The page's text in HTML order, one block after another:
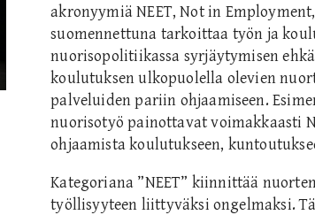
akronyymiä NEET, Not in
suomennettuna tarkoittaa työn ja
nuorisopolitiikassa syrjäytymisen
koulutuksen ulkopuolella olevien
palveluiden pariin ohjaamiseen.
nuorisotyö painottavat voimakkaasti
ohjaamista koulutukseen,
Kategoriana ”NEET” kiinnittää
työllisyyteen liittyväksi ongelmaksi.